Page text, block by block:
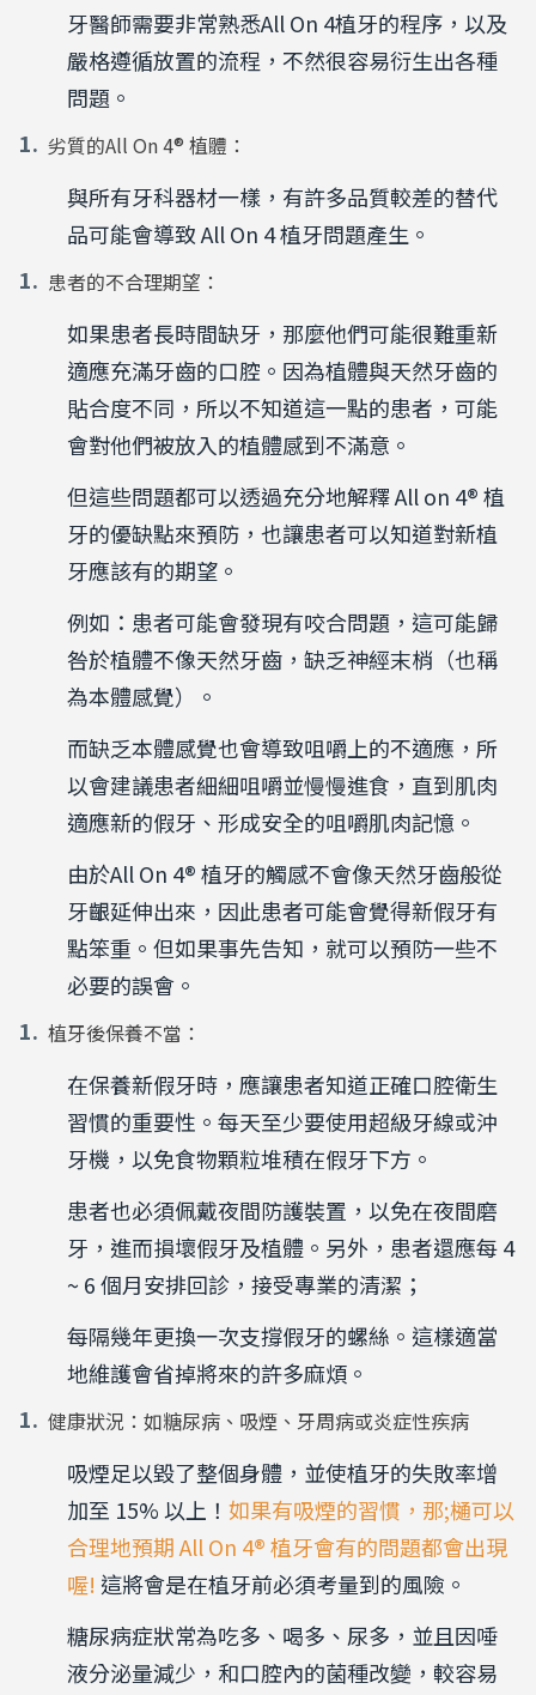
牙醫師需要非常熟悉All On 4植牙的程序，以及
嚴格遵循放置的流程，不然很容易衍生出各種
問題。
劣質的All On 4® 植體：
與所有牙科器材一樣，有許多品質較差的替代
品可能會導致All On 4植牙問題產生。
患者的不合理期望：
如果患者長時間缺牙，那麼他們可能很難重新
適應充滿牙齒的口腔。因為植體與天然牙齒的
貼合度不同，所以不知道這一點的患者，可能
會對他們被放入的植體感到不滿意。
但這些問題都可以透過充分地解釋All on 4®植
牙的優缺點來預防，也讓患者可以知道對新植
牙應該有的期望。
例如：患者可能會發現有咬合問題，這可能歸
咎於植體不像天然牙齒，缺乏神經末梢（也稱
為本體感覺）。
而缺乏本體感覺也會導致咀嚼上的不適應，所
以會建議患者細細咀嚼並慢慢進食，直到肌肉
適應新的假牙、形成安全的咀嚼肌肉記憶。
由於All On 4®植牙的觸感不會像天然牙齒般從
牙齦延伸出來，因此患者可能會覺得新假牙有
點笨重。但如果事先告知，就可以預防一些不
必要的誤會。
植牙後保養不當：
在保養新假牙時，應讓患者知道正確口腔衛生
習慣的重要性。每天至少要使用超級牙線或沖
牙機，以免食物顆粒堆積在假牙下方。
患者也必須佩戴夜間防護裝置，以免在夜間磨
牙，進而損壞假牙及植體。另外，患者還應每 4
~ 6 個月安排回診，接受專業的清潔；
每隔幾年更換一次支撐假牙的螺絲。這樣適當
地維護會省掉將來的許多麻煩。
健康狀況：如糖尿病、吸煙、牙周病或炎症性疾病
吸煙足以毀了整個身體，並使植牙的失敗率增
加至 15%以上！ 如果有吸煙的習慣，那;樋可以
合理地預期 All On 4® 植牙會有的問題都會出現
喔! 這將會是在植牙前必須考量到的風險。
糖尿病症狀常為吃多、喝多、尿多，並且因唾
液分泌量減少，和口腔內的菌種改變，較容易